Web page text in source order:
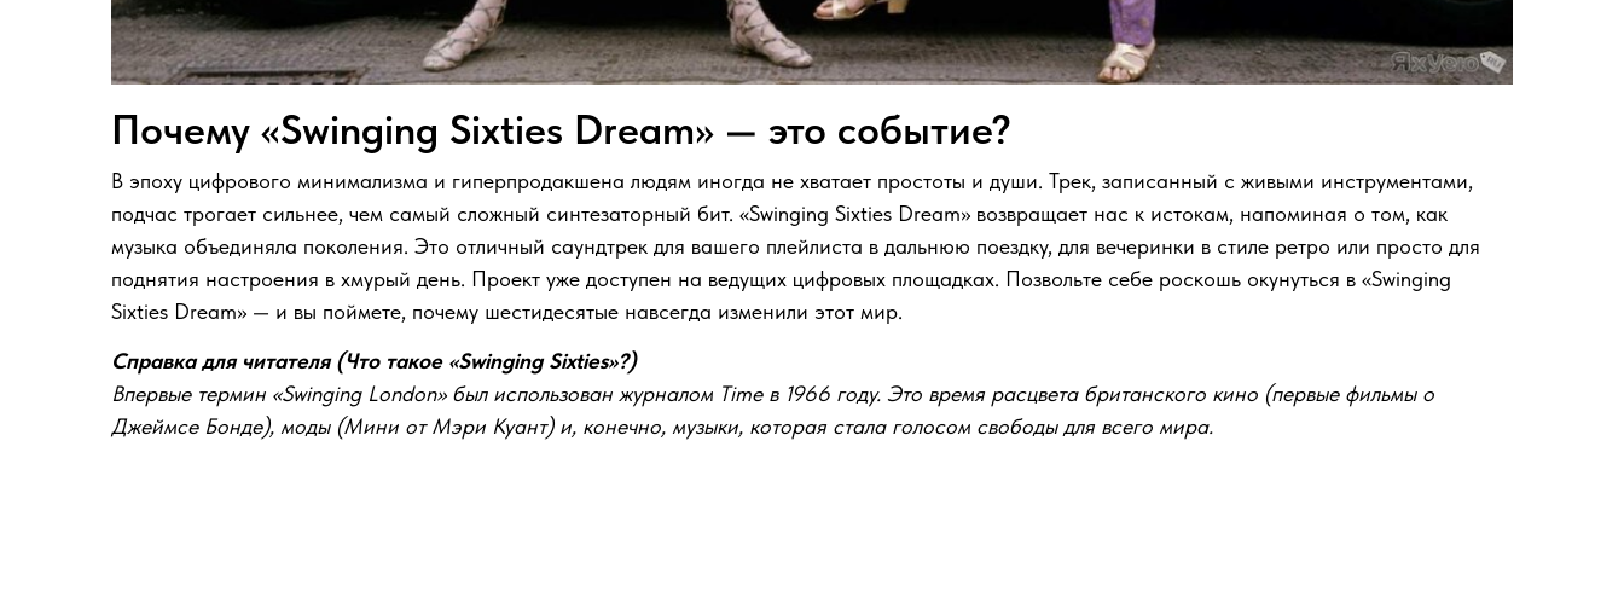
Почему «Swinging Sixties Dream» — это событие?
В эпоху цифрового минимализма и гиперпродакшена людям иногда не хватает простоты и души. Трек, записанный с живыми инструментами,
подчас трогает сильнее, чем самый сложный синтезаторный бит. «Swinging Sixties Dream» возвращает нас к истокам, напоминая о том, как
музыка объединяла поколения. Это отличный саундтрек для вашего плейлиста в дальнюю поездку, для вечеринки в стиле ретро или просто для
поднятия настроения в хмурый день. Проект уже доступен на ведущих цифровых площадках. Позвольте себе роскошь окунуться в «Swinging
Sixties Dream» — и вы поймете, почему шестидесятые навсегда изменили этот мир.
Справка для читателя (Что такое «Swinging Sixties»?)
Впервые термин «Swinging London» был использован журналом Time в 1966 году. Это время расцвета британского кино (первые фильмы о
Джеймсе Бонде), моды (Мини от Мэри Куант) и, конечно, музыки, которая стала голосом свободы для всего мира.